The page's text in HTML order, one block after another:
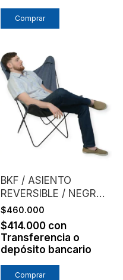
Comprar
BKF / ASIENTO
REVERSIBLE / NEGRO
+ ACERO
$460.000
$414.000 con
Transferencia o
depósito bancario
Comprar